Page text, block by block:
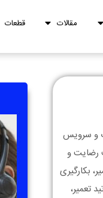
مقالات قطعات
و سرویس
رضایت و
بکارگیری
تعمیر،